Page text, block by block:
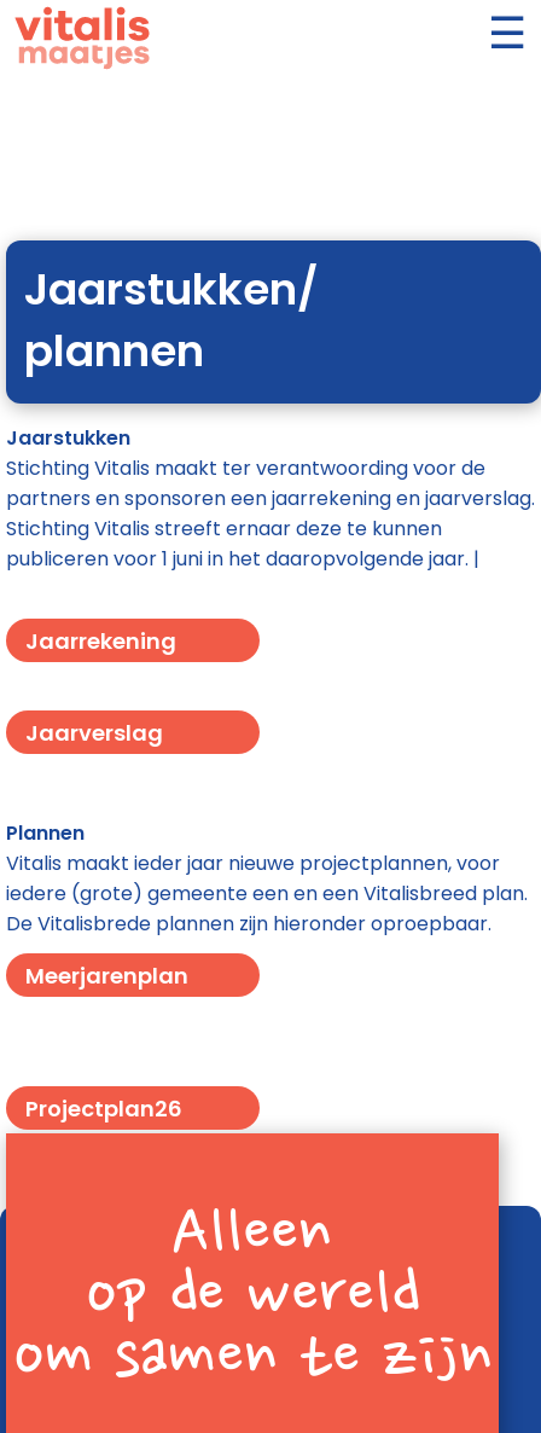
Jaarstukken/
plannen
Jaarstukken
Stichting Vitalis maakt ter verantwoording voor de
partners en sponsoren een jaarrekening en jaarverslag.
Stichting Vitalis streeft ernaar deze te kunnen
publiceren voor 1 juni in het daaropvolgende jaar. |
Jaarrekening
Jaarverslag
Plannen
Vitalis maakt ieder jaar nieuwe projectplannen, voor
iedere (grote) gemeente een en een Vitalisbreed plan.
De Vitalisbrede plannen zijn hieronder oproepbaar.
Meerjarenplan
Projectplan26
Alleen
op de wereld
om samen te zijn